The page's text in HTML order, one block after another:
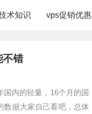
术知识 vps促销优惠
不错
内的轻量，16个月的国
数据大家自己看吧，总体